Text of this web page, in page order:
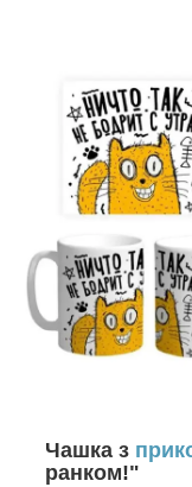
Чашка з
ранком!"